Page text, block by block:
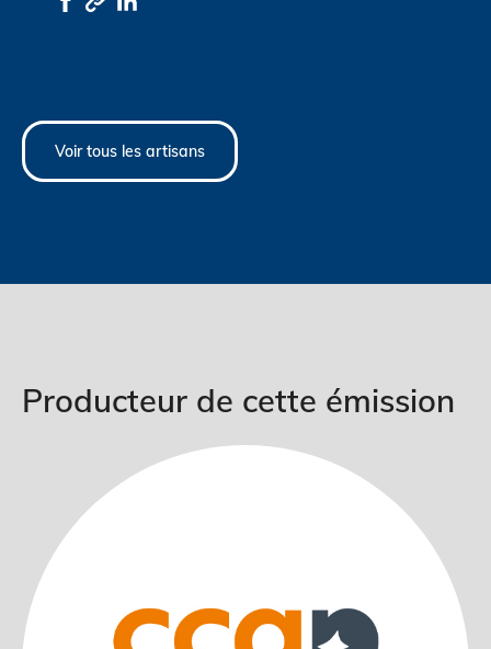
Voir tous les artisans
Producteur de cette émission